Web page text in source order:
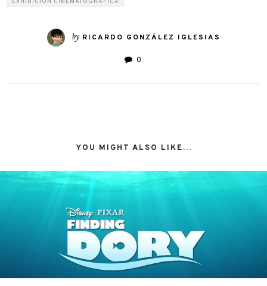
by RICARDO GONZÁLEZ IGLESIAS
0
YOU MIGHT ALSO LIKE...